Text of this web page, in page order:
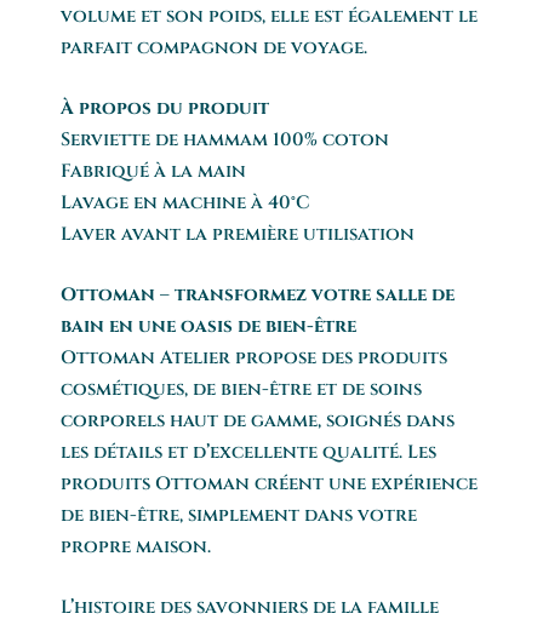
volume et son poids, elle est également le
parfait compagnon de voyage.
À propos du produit
Serviette de hammam 100% coton
Fabriqué à la main
Lavage en machine à 40°C
Laver avant la première utilisation
Ottoman – transformez votre salle de
bain en une oasis de bien-être
Ottoman Atelier propose des produits
cosmétiques, de bien-être et de soins
corporels haut de gamme, soignés dans
les détails et d’excellente qualité. Les
produits Ottoman créent une expérience
de bien-être, simplement dans votre
propre maison.
L’histoire des savonniers de la famille